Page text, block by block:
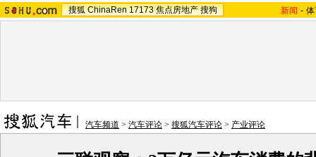
搜狐 ChinaRen 17173 焦点房地产 搜狗 新闻 -
汽车频道 > 汽车评论 > 搜狐汽车评论 > 产业评论